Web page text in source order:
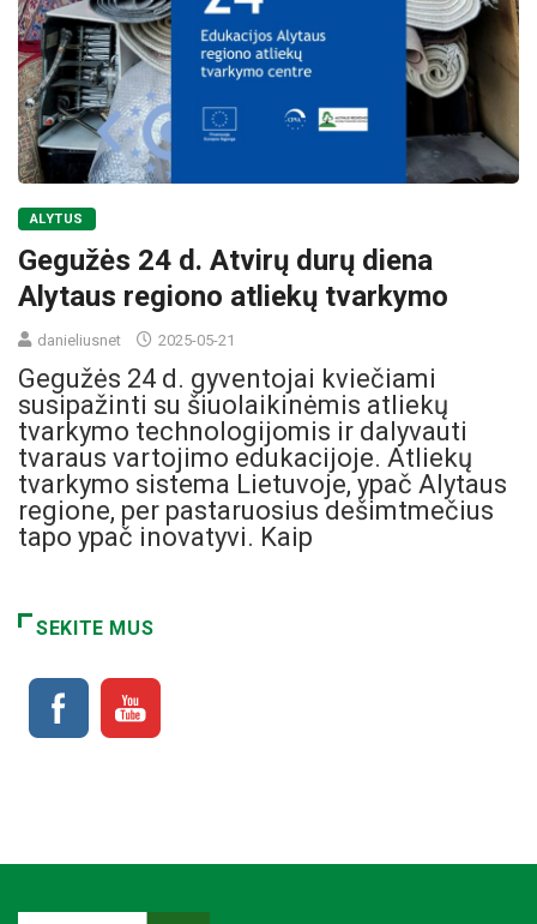
ALYTUS
Gegužės 24 d. Atvirų durų diena
Alytaus regiono atliekų tvarkymo
danieliusnet 2025-05-21
Gegužės 24 d. gyventojai kviečiami
susipažinti su šiuolaikinėmis atliekų
tvarkymo technologijomis ir dalyvauti
tvaraus vartojimo edukacijoje. Atliekų
tvarkymo sistema Lietuvoje, ypač Alytaus
regione, per pastaruosius dešimtmečius
tapo ypač inovatyvi. Kaip
SEKITE MUS